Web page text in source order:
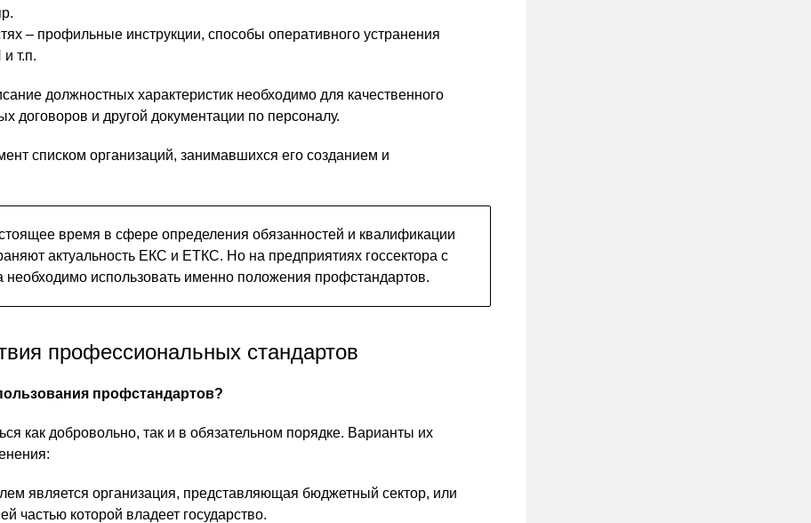
– профильные инструкции, способы оперативного устранения
т.п.
должностных характеристик необходимо для качественного
договоров и другой документации по персоналу.
списком организаций, занимавшихся его созданием и
время в сфере определения обязанностей и квалификации
актуальность ЕКС и ЕТКС. Но на предприятиях госсектора с
необходимо использовать именно положения профстандартов.
профессиональных стандартов
профстандартов?
как добровольно, так и в обязательном порядке. Варианты их
является организация, представляющая бюджетный сектор, или
частью которой владеет государство.